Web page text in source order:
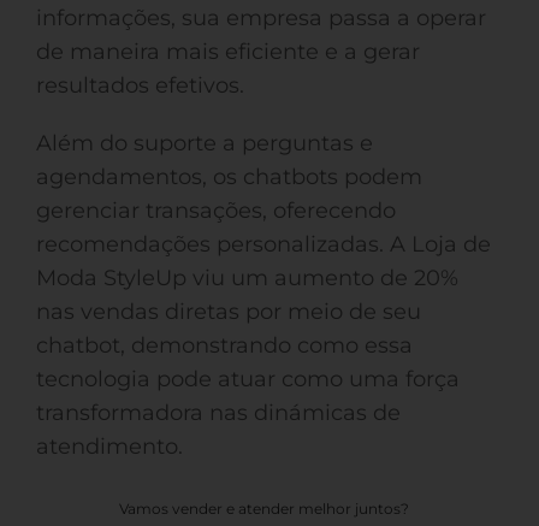
informações, sua empresa passa a operar
de maneira mais eficiente e a gerar
resultados efetivos.
Além do suporte a perguntas e
agendamentos, os chatbots podem
gerenciar transações, oferecendo
recomendações personalizadas. A Loja de
Moda StyleUp viu um aumento de 20%
nas vendas diretas por meio de seu
chatbot, demonstrando como essa
tecnologia pode atuar como uma força
transformadora nas dinámicas de
atendimento.
Vamos vender e atender melhor juntos?